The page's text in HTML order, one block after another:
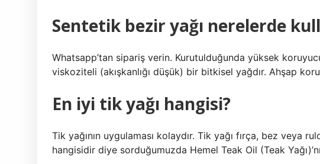
Sentetik bezir yağı nerelerde
Whatsapp’tan sipariş verin. Kurutulduğunda yüksek
viskoziteli (akışkanlığı düşük) bir bitkisel yağdır. Ahşap
En iyi tik yağı hangisi?
Tik yağının uygulaması kolaydır. Tik yağı fırça, bez veya
hangisidir diye sorduğumuzda Hemel Teak Oil (Teak